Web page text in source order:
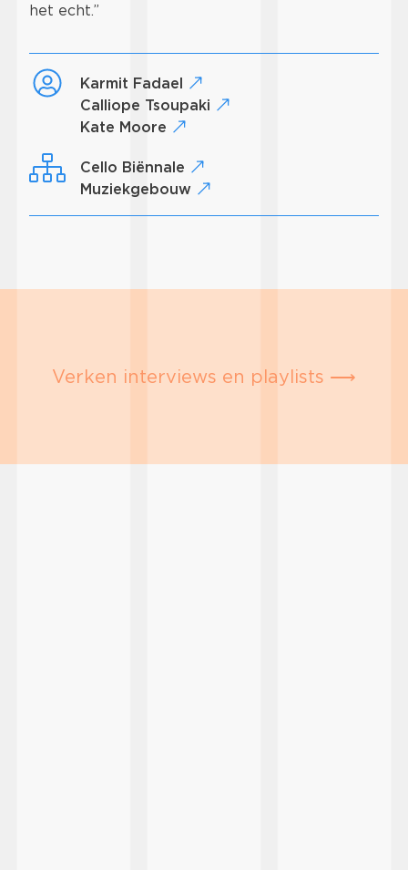
het echt.”
Karmit Fadael
Calliope Tsoupaki
Kate Moore
Cello Biënnale
Muziekgebouw
Verken interviews en playlists ⟶